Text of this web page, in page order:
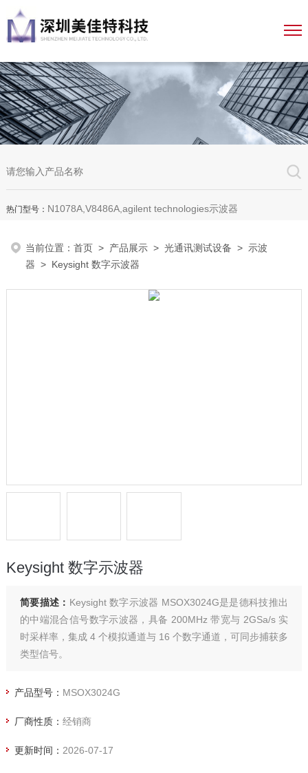
热门型号： N1078A,V8486A,agilent technologies示波器
当前位置：首页 > 产品展示 >光通讯测试设备 > 示波
器 > Keysight 数字示波器
Keysight 数字示波器
简要描述： Keysight 数字示波器 MSOX3024G是是德科技推出
的中端混合信号数字示波器，具备 200MHz 带宽与 2GSa/s 实
时采样率，集成 4 个模拟通道与 16 个数字通道，可同步捕获多
类型信号。
产品型号： MSOX3024G
厂商性质： 经销商
更新时间： 2026-07-17